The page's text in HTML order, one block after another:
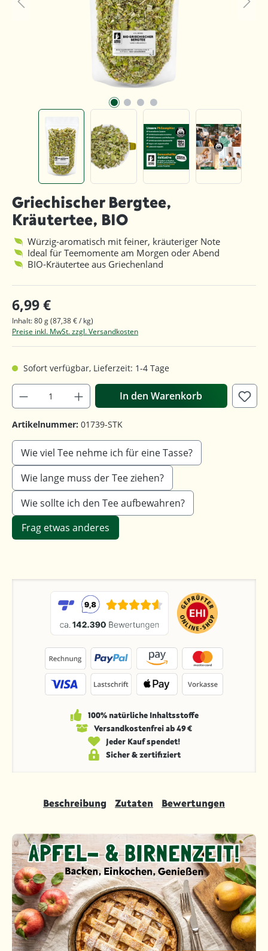
Griechischer Bergtee,
Kräutertee, BIO
Würzig-aromatisch mit feiner, kräuteriger Note
Ideal für Teemomente am Morgen oder Abend
BIO-Kräutertee aus Griechenland
6,99 €
Inhalt:80 g(87,38 € / kg)
Preise inkl. MwSt. zzgl. Versandkosten
Sofort verfügbar, Lieferzeit: 1-4 Tage
In den Warenkorb
Artikelnummer: 01739-STK
Wie viel Tee nehme ich für eine Tasse?
Wie lange muss der Tee ziehen?
Wie sollte ich den Tee aufbewahren?
Frag etwas anderes
100% natürliche Inhaltsstoffe
Versandkosten­frei ab 49 €
Jeder Kauf spendet!
Sicher & zertifiziert
Beschreibung Zutaten Bewertungen